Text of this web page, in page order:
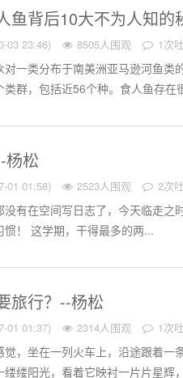
鱼背后10大不为人知的
03 23:46) 8505人围观 1次
对一类分布于南美洲亚马逊河鱼类
类群，包括近56个种。食人鱼存在
杨松
01 01:58) 2523人围观 2次
没有在空间写日志了，今天临走之
！ 这学期，干得最多的两...
旅行？--杨松
01 01:37) 2314人围观 1次
觉，坐在一列火车上，沿途跟着一
缕缕阳光，看着它映衬一片片星辉